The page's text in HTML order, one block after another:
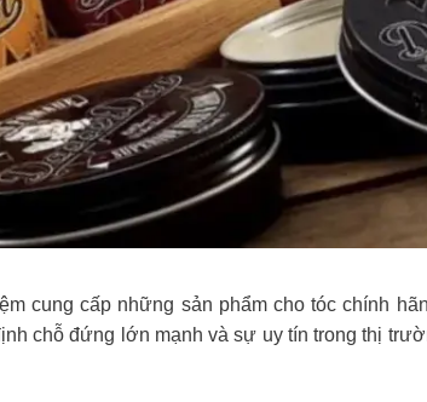
cung cấp những sản phẩm cho tóc chính
chỗ đứng lớn mạnh và sự uy tín trong thị